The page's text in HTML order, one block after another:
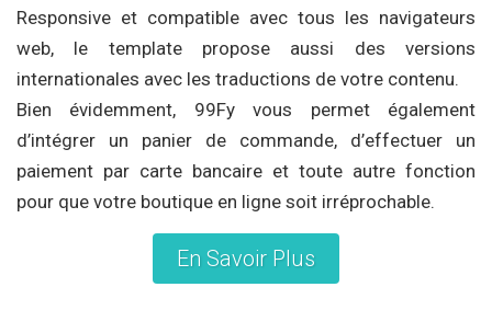
Responsive et compatible avec tous les navigateurs
web, le template propose aussi des versions
internationales avec les traductions de votre contenu.
Bien évidemment, 99Fy vous permet également
d’intégrer un panier de commande, d’effectuer un
paiement par carte bancaire et toute autre fonction
pour que votre boutique en ligne soit irréprochable.
En Savoir Plus